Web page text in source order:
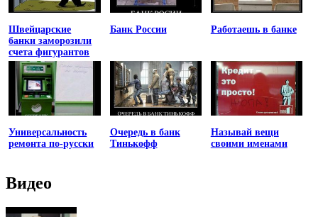
Швейцарские
банки заморозили
счета фигурантов
списка
Магнитского
Банк России Работаешь в банке
Универсальность
ремонта по-русски
Очередь в банк
Тинькофф
Называй вещи
своими именами
Видео